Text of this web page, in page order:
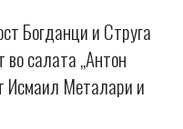
Богданци и Струга
салата „Антон
Исмаил Металари и